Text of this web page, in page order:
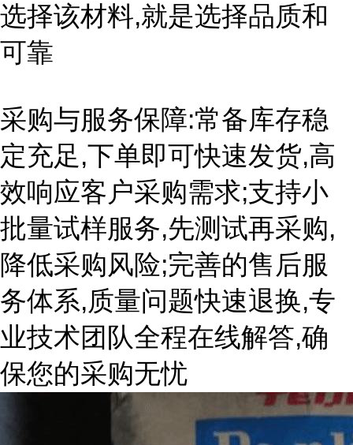
选择该材料,就是选择品质和
可靠
采购与服务保障:常备库存稳
定充足,下单即可快速发货,高
效响应客户采购需求;支持小
批量试样服务,先测试再采购,
降低采购风险;完善的售后服
务体系,质量问题快速退换,专
业技术团队全程在线解答,确
保您的采购无忧